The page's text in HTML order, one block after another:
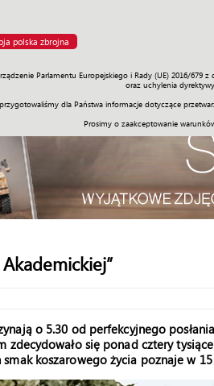
polska zbrojna
Parlamentu Europejskiego i Rady (UE) 2016/
oraz uchylenia
dla Państwa informacje dotyczące
Prosimy o zaakceptowanie
Polityka Prawo Świat
o 5.30 od perfekcyjnego
zdecydowało się ponad cztery
smak koszarowego życia poznaje w